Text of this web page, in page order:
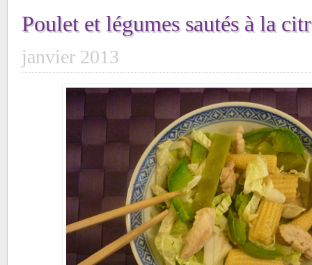
Poulet et légumes sautés à la
janvier 2013